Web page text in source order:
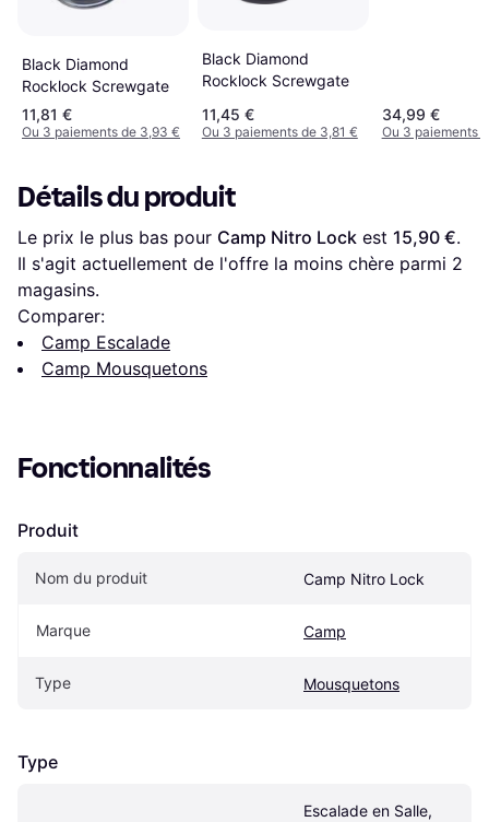
Black Diamond
Rocklock Screwgate
11,81 €
Ou 3 paiements de 3,93 €
Black Diamond
Rocklock Screwgate
11,45 €
Ou 3 paiements de 3,81 €
34,99 €
Ou 3 paiements
Détails du produit
Le prix le plus bas pour Camp Nitro Lock est 15,90 €.
Il s'agit actuellement de l'offre la moins chère parmi 2
magasins.
Comparer:
Camp Escalade
Camp Mousquetons
Fonctionnalités
Produit
Nom du produit Camp Nitro Lock
Marque Camp
Type Mousquetons
Type
Escalade en Salle,